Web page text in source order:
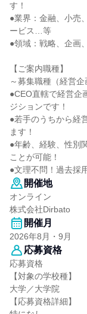
す！
●業界：金融、小売
ービス…等
●領域：戦略、企画
【ご案内職種】
～募集職種（経営
●CEO直轄で経営企
ジションです！
●若手のうちから経
ます！
●年齢、経験、性別
ことが可能！
●文理不問！過去採
開催地
オンライン
株式会社Dirbato
開催月
2026年8月・9月
応募資格
応募資格
【対象の学校種】
大学／大学院
【応募資格詳細】